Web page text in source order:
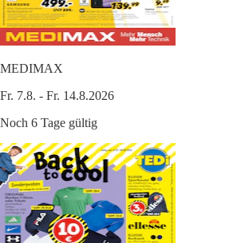
MEDIMAX
Fr. 7.8. - Fr. 14.8.2026
Noch 6 Tage gültig